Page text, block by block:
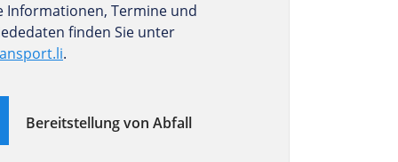
Informationen, Termine und
finden Sie unter
.
Bereitstellung von Abfall